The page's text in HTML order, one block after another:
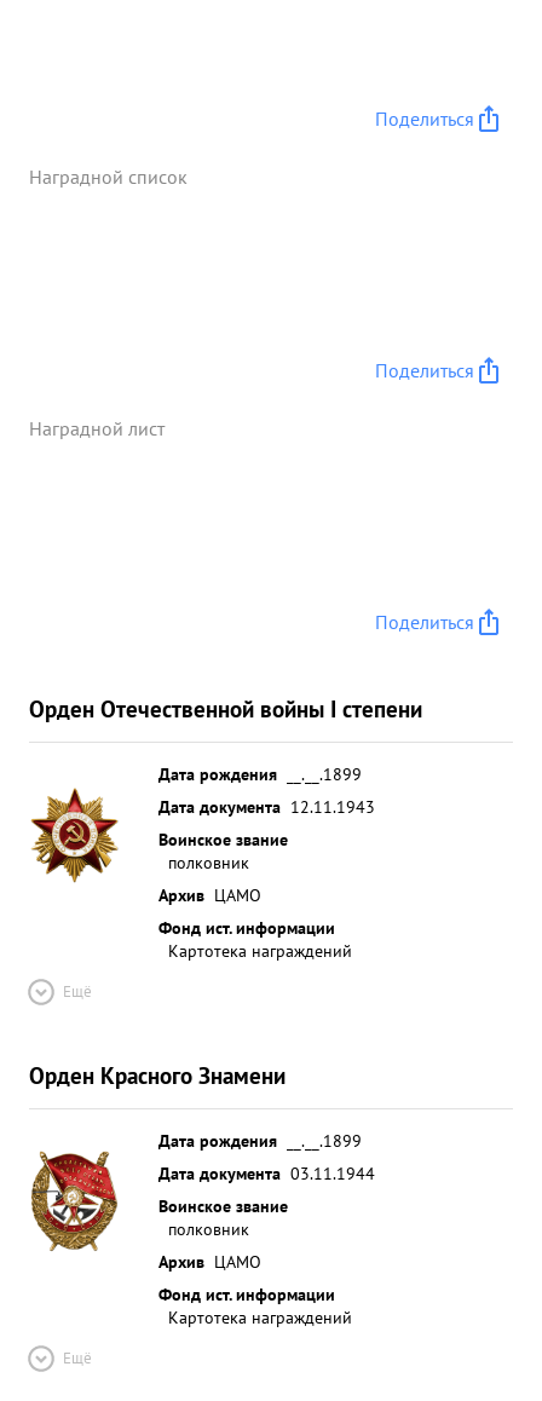
Поделиться
Наградной список
Поделиться
Наградной лист
Поделиться
Орден Отечественной войны I степени
Дата рождения
__.__.1899
Дата документа 12.11.1943
Воинское звание
полковник
Архив ЦАМО
Фонд ист. информации
Картотека награждений
Ещё
Орден Красного Знамени
Дата рождения
__.__.1899
Дата документа 03.11.1944
Воинское звание
полковник
Архив ЦАМО
Фонд ист. информации
Картотека награждений
Ещё